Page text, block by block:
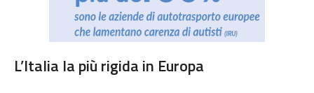
L’Italia la più rigida in Europa